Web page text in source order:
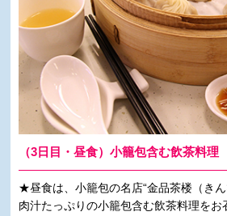
（3日目・昼食）小籠包含む飲茶料理
★昼食は、小籠包の名店“金品茶楼（きん
肉汁たっぷりの小籠包含む飲茶料理をお